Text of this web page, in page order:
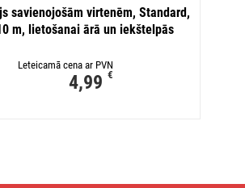
savienojošām virtenēm, Standard,
m, lietošanai ārā un iekštelpās
Leteicamā cena ar PVN
4,99 €